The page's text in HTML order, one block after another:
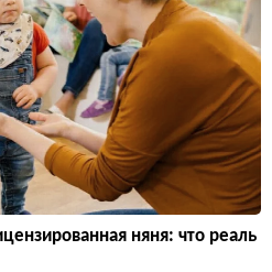
няня: что реаль